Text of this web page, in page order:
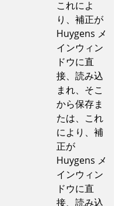
これによ
り、補正が
Huygens メ
インウィン
ドウに直
接、読み込
まれ、そこ
から保存ま
たは、これ
により、補
正が
Huygens メ
インウィン
ドウに直
接、読み込